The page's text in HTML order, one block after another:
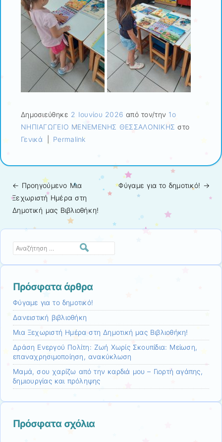
Δημοσιεύθηκε 2 Ιουνίου 2026 από τον/την 1ο
ΝΗΠΙΑΓΩΓΕΙΟ ΜΕΝΕΜΕΝΗΣ ΘΕΣΣΑΛΟΝΙΚΗΣ στο
Γενικά
Permalink
Πλοήγηση άρθρων
← Προηγούμενo Μια
Ξεχωριστή Ημέρα στη
Δημοτική μας Βιβλιοθήκη!
Φύγαμε για το δημοτικό! →
Αναζήτηση
Πρόσφατα άρθρα
Φύγαμε για το δημοτικό!
Δανειστική βιβλιοθήκη
Μια Ξεχωριστή Ημέρα στη Δημοτική μας Βιβλιοθήκη!
Δράση Ενεργού Πολίτη: Ζωή Χωρίς Σκουπίδια: Μείωση,
επαναχρησιμοποίηση, ανακύκλωση
Μαμά, σου χαρίζω από την καρδιά μου – Γιορτή αγάπης,
δημιουργίας και πρόληψης
Πρόσφατα σχόλια